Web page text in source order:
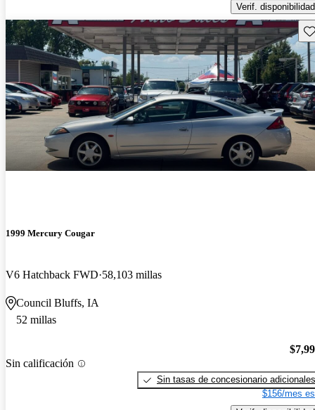
Verif. disponibilidad
1999 Mercury Cougar
V6 Hatchback FWD 58,103 millas
Council Bluffs, IA
52 millas
Sin calificación
Sin tasas de concesionario adicionales
$156/mes